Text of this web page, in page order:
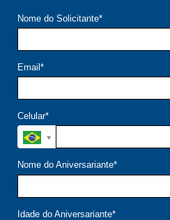
Nome do Solicitante*
Email*
Celular*
Nome do Aniversariante*
Idade do Aniversariante*